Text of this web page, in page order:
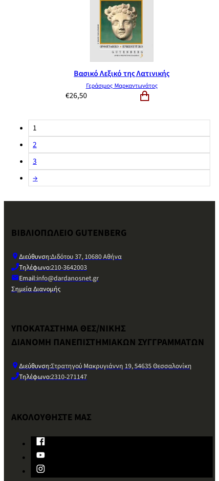
Βασικό Λεξικό της Λατινικής
Γεράσιμος Μαρκαντωνάτος
€26,50
1
2
3
→
ΒΙΒΛΙΟΠΩΛΕΙΟ GUTENBERG
Διεύθυνση:Διδότου 37, 10680 Αθήνα
Τηλέφωνο:210-3642003
Email:info@dardanosnet.gr
Σημεία Διανομής
ΥΠΟΚΑΤΑΣΤΗΜΑ ΘΕΣ/ΝΙΚΗΣ
ΔΙΑΝΟΜΗ ΠΑΝΕΠΙΣΤΗΜΙΑΚΩΝ ΣΥΓΓΡΑΜΜΑΤΩΝ
Διεύθυνση:Στρατηγού Μακρυγιάννη 19, 54635 Θεσσαλονίκη
Τηλέφωνο:2310-271147
ΑΚΟΛΟΥΘΗΣΤΕ ΜΑΣ